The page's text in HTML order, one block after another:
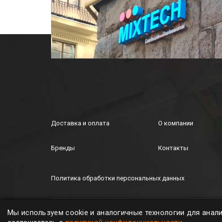
Доставка и оплата
Бренды
О компании
Контакты
Политика обработки персональных данных
MIXTECH © ООО "Микстех", 2026. All rights
reserved.
Мы используем cookie и аналогичные технологии для